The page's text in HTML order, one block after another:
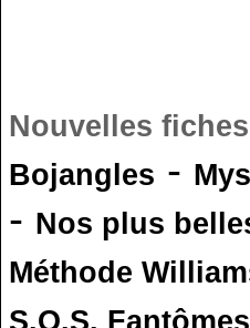
Nouvelles
Bojangles -
- Nos plus
Méthode
S.O.S.